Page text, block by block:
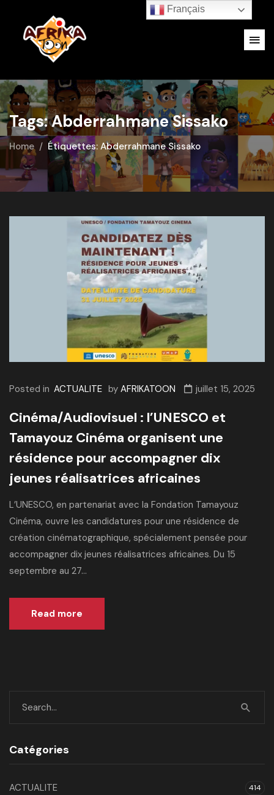
Tags: Abderrahmane Sissako
Home Étiquettes: Abderrahmane Sissako
Posted in ACTUALITE by AFRIKATOON juillet 15, 2025
Cinéma/Audiovisuel : l’UNESCO et
Tamayouz Cinéma organisent une
résidence pour accompagner dix
jeunes réalisatrices africaines
L’UNESCO, en partenariat avec la Fondation Tamayouz
Cinéma, ouvre les candidatures pour une résidence de
création cinématographique, spécialement pensée pour
accompagner dix jeunes réalisatrices africaines. Du 15
septembre au 27...
Read more
Catégories
ACTUALITE 414
Français